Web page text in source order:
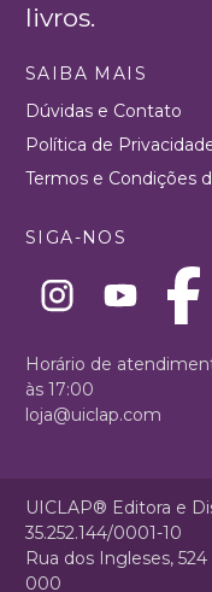
livros.
SAIBA MAIS
Dúvidas e Contato
Política de
Termos e Condições
SIGA-NOS
Horário de
às 17:00
loja@uiclap.com
UICLAP® Editora e
35.252.144/0001-10
Rua dos Ingleses,
000